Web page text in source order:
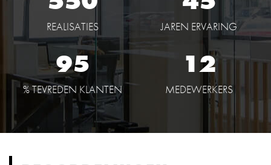
REALISATIES JAREN ERVARING
95
% TEVREDEN KLANTEN
12
MEDEWERKERS